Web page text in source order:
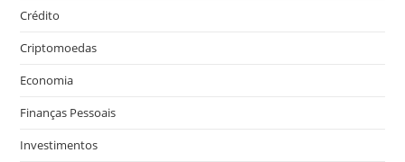
Crédito
Criptomoedas
Economia
Finanças Pessoais
Investimentos